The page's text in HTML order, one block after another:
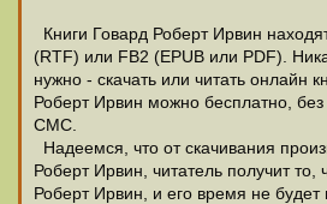
Книги Говард Роберт Ирвин
(RTF) или FB2 (EPUB или PDF).
нужно - скачать или читать онлайн
Роберт Ирвин можно бесплатно, без
СМС.
Надеемся, что от скачивания
Роберт Ирвин, читатель получит то,
Роберт Ирвин, и его время не будет